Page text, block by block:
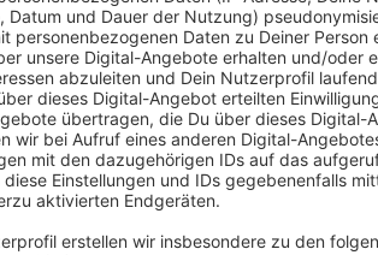
Ein Zwei-Personen-Haushalt mit
monatlich rund zehn Euro mehr
die Erhöhung werden nicht nur
Krieges, sondern auch Ausfälle
Europa genannt. Beim Gaspreis
wie hoch sie ausfällt, wird aktuell